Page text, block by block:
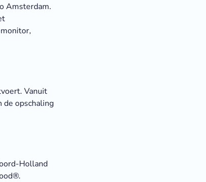
Amsterdam.
Vanuit
de opschaling
Holland